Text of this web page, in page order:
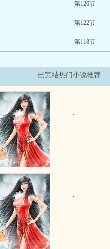
第126节
第122节
第118节
已完结热门小说推荐
...
...